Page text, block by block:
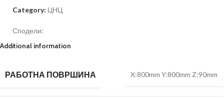
Category: ЦНЦ
Сподели:
Additional information
РАБОТНА ПОВРШИНА X:800mm Y:800mm Z:90mm